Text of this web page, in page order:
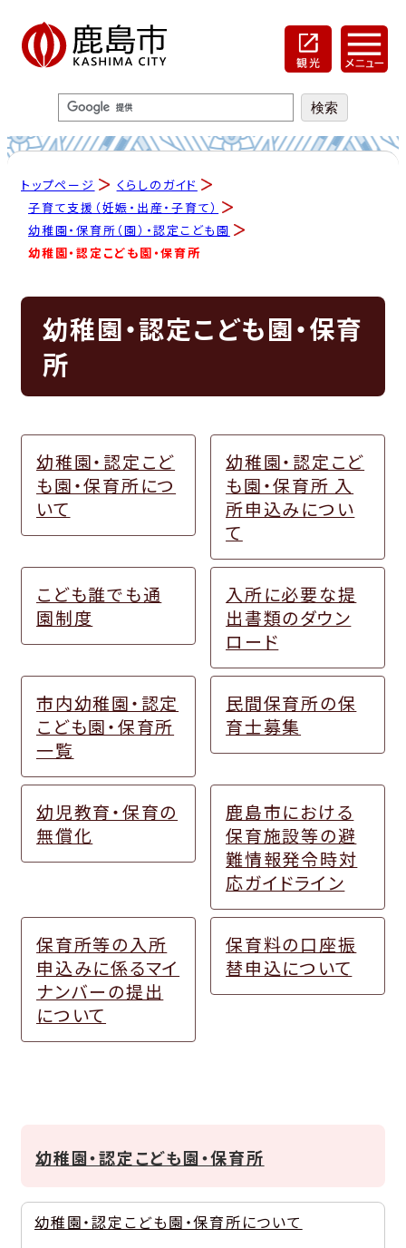
トップページ
くらしのガイド
子育て支援（妊娠・出産・子育て）
幼稚園・保育所（園）・認定こども園
幼稚園・認定こども園・保育所
幼稚園・認定こども園・保育
所
幼稚園・認定こど
も園・保育所につ
いて
幼稚園・認定こど
も園・保育所 入
所申込みについ
て
こども誰でも通
園制度
入所に必要な提
出書類のダウン
ロード
市内幼稚園・認定
こども園・保育所
一覧
民間保育所の保
育士募集
幼児教育・保育の
無償化
鹿島市における
保育施設等の避
難情報発令時対
応ガイドライン
保育所等の入所
申込みに係るマイ
ナンバーの提出
について
保育料の口座振
替申込について
幼稚園・認定こども園・保育所
幼稚園・認定こども園・保育所について